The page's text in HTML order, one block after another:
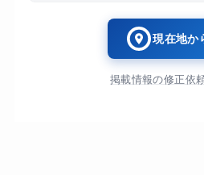
現在地か
掲載情報の修正依